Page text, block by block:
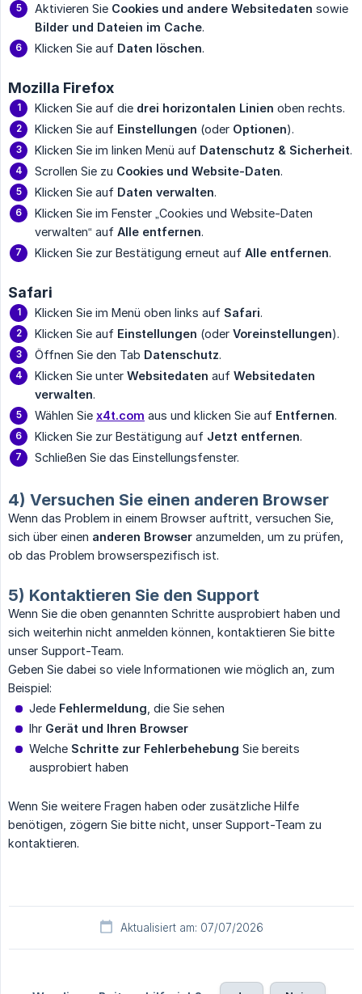
Aktivieren Sie Cookies und andere Websitedaten sowie
Bilder und Dateien im Cache.
Klicken Sie auf Daten löschen.
Mozilla Firefox
Klicken Sie auf die drei horizontalen Linien oben rechts.
Klicken Sie auf Einstellungen (oder Optionen).
Klicken Sie im linken Menü auf Datenschutz & Sicherheit.
Scrollen Sie zu Cookies und Website-Daten.
Klicken Sie auf Daten verwalten.
Klicken Sie im Fenster „Cookies und Website-Daten
verwalten“ auf Alle entfernen.
Klicken Sie zur Bestätigung erneut auf Alle entfernen.
Safari
Klicken Sie im Menü oben links auf Safari.
Klicken Sie auf Einstellungen (oder Voreinstellungen).
Öffnen Sie den Tab Datenschutz.
Klicken Sie unter Websitedaten auf Websitedaten
verwalten.
Wählen Sie x4t.com aus und klicken Sie auf Entfernen.
Klicken Sie zur Bestätigung auf Jetzt entfernen.
Schließen Sie das Einstellungsfenster.
4) Versuchen Sie einen anderen Browser
Wenn das Problem in einem Browser auftritt, versuchen Sie,
sich über einen anderen Browser anzumelden, um zu prüfen,
ob das Problem browserspezifisch ist.
5) Kontaktieren Sie den Support
Wenn Sie die oben genannten Schritte ausprobiert haben und
sich weiterhin nicht anmelden können, kontaktieren Sie bitte
unser Support-Team.
Geben Sie dabei so viele Informationen wie möglich an, zum
Beispiel:
Jede Fehlermeldung , die Sie sehen
Ihr Gerät und Ihren Browser
Welche Schritte zur Fehlerbehebung Sie bereits
ausprobiert haben
Wenn Sie weitere Fragen haben oder zusätzliche Hilfe
benötigen, zögern Sie bitte nicht, unser Support-Team zu
kontaktieren.
Aktualisiert am: 07/07/2026